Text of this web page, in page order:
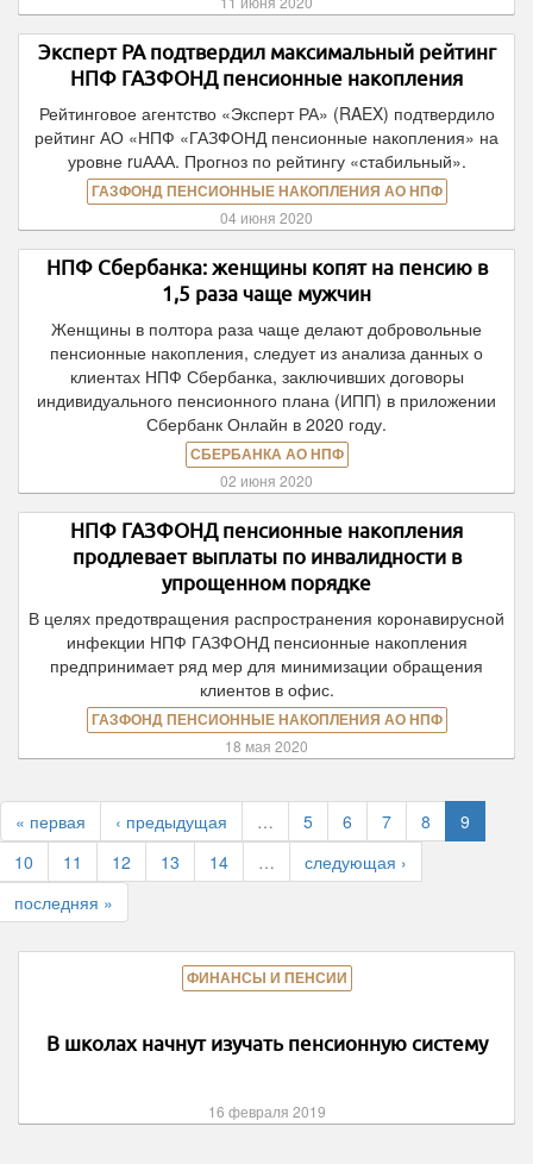
Эксперт РА подтвердил максимальный рейтинг
НПФ ГАЗФОНД пенсионные накопления
Рейтинговое агентство «Эксперт РА» (RAEX) подтвердило
рейтинг АО «НПФ «ГАЗФОНД пенсионные накопления» на
уровне ruААА. Прогноз по рейтингу «стабильный».
ГАЗФОНД ПЕНСИОННЫЕ НАКОПЛЕНИЯ АО НПФ
04 июня 2020
НПФ Сбербанка: женщины копят на пенсию в
1,5 раза чаще мужчин
Женщины в полтора раза чаще делают добровольные
пенсионные накопления, следует из анализа данных о
клиентах НПФ Сбербанка, заключивших договоры
индивидуального пенсионного плана (ИПП) в приложении
Сбербанк Онлайн в 2020 году.
СБЕРБАНКА АО НПФ
02 июня 2020
НПФ ГАЗФОНД пенсионные накопления
продлевает выплаты по инвалидности в
упрощенном порядке
В целях предотвращения распространения коронавирусной
инфекции НПФ ГАЗФОНД пенсионные накопления
предпринимает ряд мер для минимизации обращения
клиентов в офис.
ГАЗФОНД ПЕНСИОННЫЕ НАКОПЛЕНИЯ АО НПФ
18 мая 2020
« первая ‹ предыдущая … 5 6 7 8
9
10
11 12 13 14 …
следующая ›
последняя »
ФИНАНСЫ И ПЕНСИИ
В школах начнут изучать пенсионную систему
16 февраля 2019